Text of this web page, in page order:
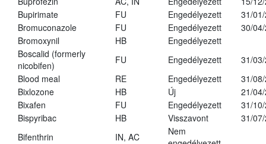
Bupirimate
FU Engedélyezett
31/
Bromuconazole
FU Engedélyezett
30/
Bromoxynil
HB
Engedélyezett
Boscalid (formerly
nicobifen)
FU Engedélyezett
31/
Blood meal
RE Engedélyezett
31/
Bixlozone
HB Új
21/
Bixafen
FU Engedélyezett
31/
Bispyribac
HB Visszavont
31/
Bifenthrin
IN, AC
Nem